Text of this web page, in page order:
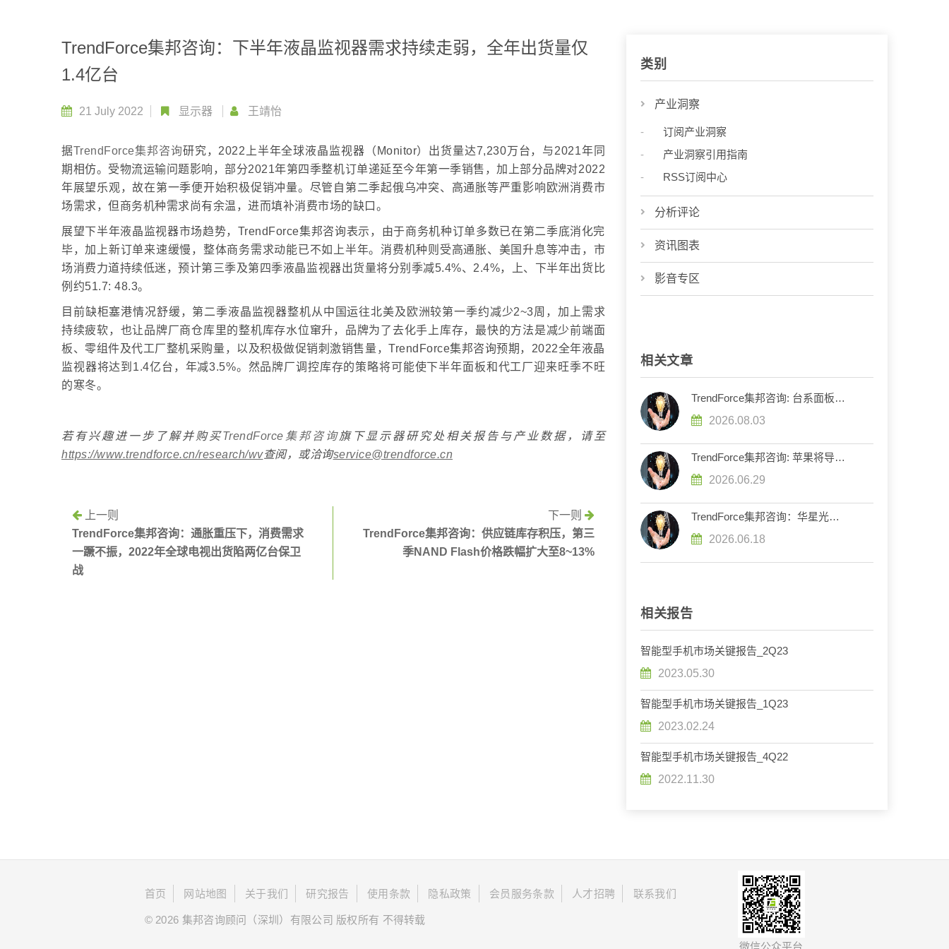
TrendForce集邦咨询：下半年液晶监视器需求持续走弱，全年出货量仅
1.4亿台
21 July 2022 显示器 王靖怡
据TrendForce集邦咨询研究，2022上半年全球液晶监视器（Monitor）出货量达7,230万台，与2021年同
期相仿。受物流运输问题影响，部分2021年第四季整机订单递延至今年第一季销售，加上部分品牌对2022
年展望乐观，故在第一季便开始积极促销冲量。尽管自第二季起俄乌冲突、高通胀等严重影响欧洲消费市
场需求，但商务机种需求尚有余温，进而填补消费市场的缺口。
展望下半年液晶监视器市场趋势，TrendForce集邦咨询表示，由于商务机种订单多数已在第二季底消化完
毕，加上新订单来速缓慢，整体商务需求动能已不如上半年。消费机种则受高通胀、美国升息等冲击，市
场消费力道持续低迷，预计第三季及第四季液晶监视器出货量将分别季减5.4%、2.4%，上、下半年出货比
例约51.7: 48.3。
目前缺柜塞港情况舒缓，第二季液晶监视器整机从中国运往北美及欧洲较第一季约减少2~3周，加上需求
持续疲软，也让品牌厂商仓库里的整机库存水位窜升，品牌为了去化手上库存，最快的方法是减少前端面
板、零组件及代工厂整机采购量，以及积极做促销刺激销售量，TrendForce集邦咨询预期，2022全年液晶
监视器将达到1.4亿台，年减3.5%。然品牌厂调控库存的策略将可能使下半年面板和代工厂迎来旺季不旺
的寒冬。
若有兴趣进一步了解并购买TrendForce集邦咨询旗下显示器研究处相关报告与产业数据，请至
https://www.trendforce.cn/research/wv查阅，或洽询service@trendforce.cn
上一则
TrendForce集邦咨询：通胀重压下，消费需求
一蹶不振，2022年全球电视出货陷两亿台保卫
战
下一则
TrendForce集邦咨询：供应链库存积压，第三
季NAND Flash价格跌幅扩大至8~13%
类别
产业洞察
订阅产业洞察
产业洞察引用指南
RSS订阅中心
分析评论
资讯图表
影音专区
相关文章
TrendForce集邦咨询: 台系面板厂
视、显示器、笔记本电脑三大面板
2026.08.03
TrendForce集邦咨询: 苹果将导入
OLED发光材料体系
2026.06.29
TrendForce集邦咨询：华星光电
品牌显示器及笔记本产品，韩系主
2026.06.18
相关报告
智能型手机市场关键报告_2Q23
2023.05.30
智能型手机市场关键报告_1Q23
2023.02.24
智能型手机市场关键报告_4Q22
2022.11.30
首页 网站地图 关于我们 研究报告 使用条款 隐私政策 会员服务条款 人才招聘 联系我们
© 2026 集邦咨询顾问（深圳）有限公司 版权所有 不得转载
微信公众平台